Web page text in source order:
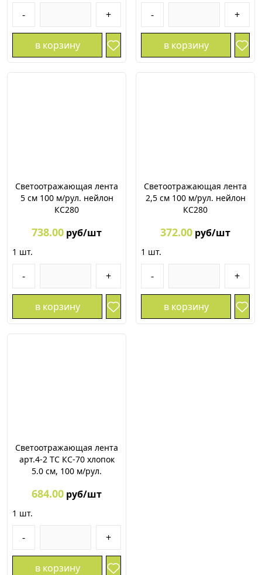
- +
в корзину
- +
в корзину
Светоотражающая лента
5 см 100 м/рул. нейлон
КС280
738.00 руб/шт
1 шт.
- +
в корзину
Светоотражающая лента
2,5 см 100 м/рул. нейлон
КС280
372.00 руб/шт
1 шт.
- +
в корзину
Светоотражающая лента
арт.4-2 ТС КС-70 хлопок
5.0 см, 100 м/рул.
684.00 руб/шт
1 шт.
- +
в корзину